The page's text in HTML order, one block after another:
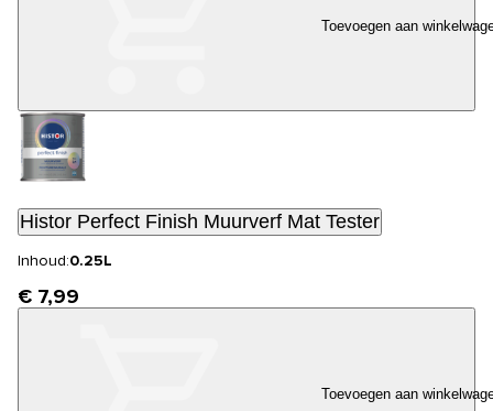
Toevoegen aan
Histor Perfect Finish Muurverf Mat Tester
Inhoud:0.25L
€ 7,99
Toevoegen aan